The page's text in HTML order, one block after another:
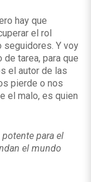
hay que
el rol
seguidores. Y voy
tarea, para que
el autor de las
pierde o nos
el malo, es quien
para el
el mundo